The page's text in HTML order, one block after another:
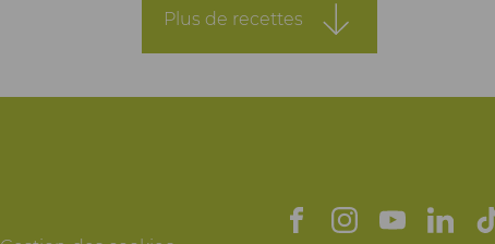
Plus de recettes